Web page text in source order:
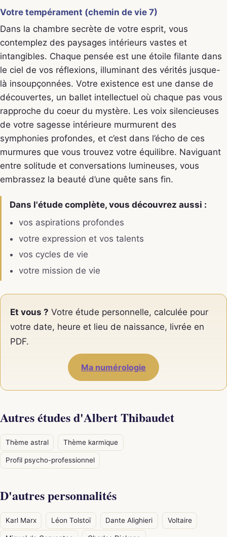
Votre tempérament (chemin de vie 7)
Dans la chambre secrète de votre esprit, vous
contemplez des paysages intérieurs vastes et
intangibles. Chaque pensée est une étoile filante dans
le ciel de vos réflexions, illuminant des vérités jusque-
là insoupçonnées. Votre existence est une danse de
découvertes, un ballet intellectuel où chaque pas vous
rapproche du coeur du mystère. Les voix silencieuses
de votre sagesse intérieure murmurent des
symphonies profondes, et c’est dans l’écho de ces
murmures que vous trouvez votre équilibre. Naviguant
entre solitude et conversations lumineuses, vous
embrassez la beauté d’une quête sans fin.
Dans l'étude complète, vous découvrez aussi :
vos aspirations profondes
votre expression et vos talents
vos cycles de vie
votre mission de vie
Et vous ? Votre étude personnelle, calculée pour
votre date, heure et lieu de naissance, livrée en
PDF.
Ma numérologie
Autres études d'Albert Thibaudet
Thème astral Thème karmique
Profil psycho-professionnel
D'autres personnalités
Karl Marx Léon Tolstoï Dante Alighieri Voltaire